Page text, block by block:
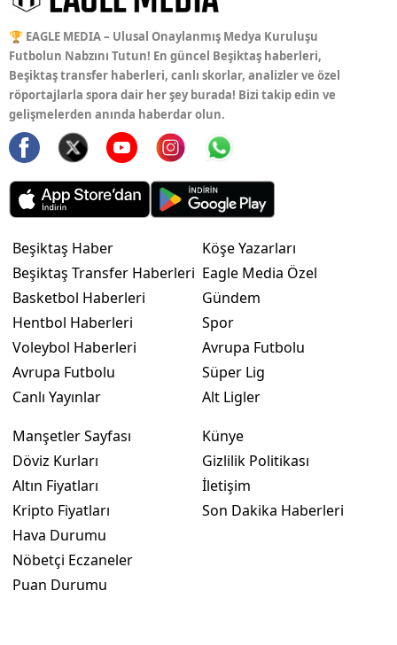
🏆 EAGLE MEDIA – Ulusal Onaylanmış Medya Kuruluşu
Futbolun Nabzını Tutun! En güncel Beşiktaş haberleri,
Beşiktaş transfer haberleri, canlı skorlar, analizler ve özel
röportajlarla spora dair her şey burada! Bizi takip edin ve
gelişmelerden anında haberdar olun.
Beşiktaş Haber
Beşiktaş Transfer Haberleri
Basketbol Haberleri
Hentbol Haberleri
Voleybol Haberleri
Avrupa Futbolu
Canlı Yayınlar
Köşe Yazarları
Eagle Media Özel
Gündem
Spor
Avrupa Futbolu
Süper Lig
Alt Ligler
Manşetler Sayfası
Döviz Kurları
Altın Fiyatları
Kripto Fiyatları
Hava Durumu
Nöbetçi Eczaneler
Puan Durumu
Künye
Gizlilik Politikası
İletişim
Son Dakika Haberleri